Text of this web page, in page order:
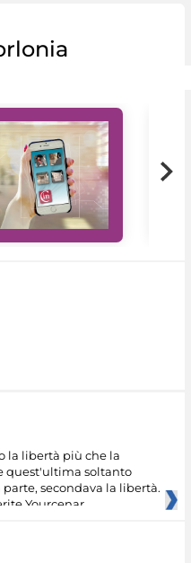
la libertà più che la
quest'ultima soltanto
parte, secondava la libertà.
Yourcenar